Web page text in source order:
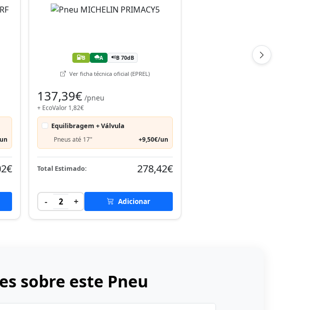
B A B 70dB
Ver ficha técnica oficial (EPREL)
137,39€ /pneu
+ EcoValor 1,82€
Equilibragem + Válvula
Pneus até 17" +9,50€/un
Total Estimado: 278,42€
- 2 + Adicionar
sobre este Pneu